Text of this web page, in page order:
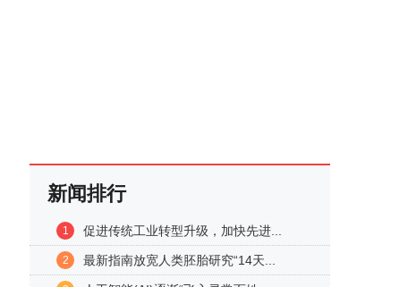
新闻排行
1 促进传统工业转型升级，加快先进...
2 最新指南放宽人类胚胎研究“14天...